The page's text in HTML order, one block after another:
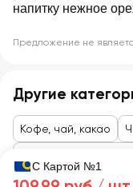
напитку нежное
Предложение не
Другие
Кофе, чай, какао
С Картой №1